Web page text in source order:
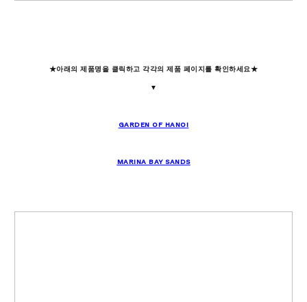
★아래의 제품명을 클릭하고 각각의 제품 페이지를 확인하세요★
▼
GARDEN OF HANOI
MARINA BAY SANDS